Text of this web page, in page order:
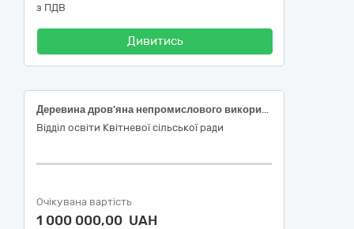
з ПДВ
Дивитись
Деревина дров’яна непромислового використання 1 група (дуб, ясен, граб, клен, акація).
Відділ освіти Квітневої сільської ради
Очікувана вартість
1 000 000,00 UAH